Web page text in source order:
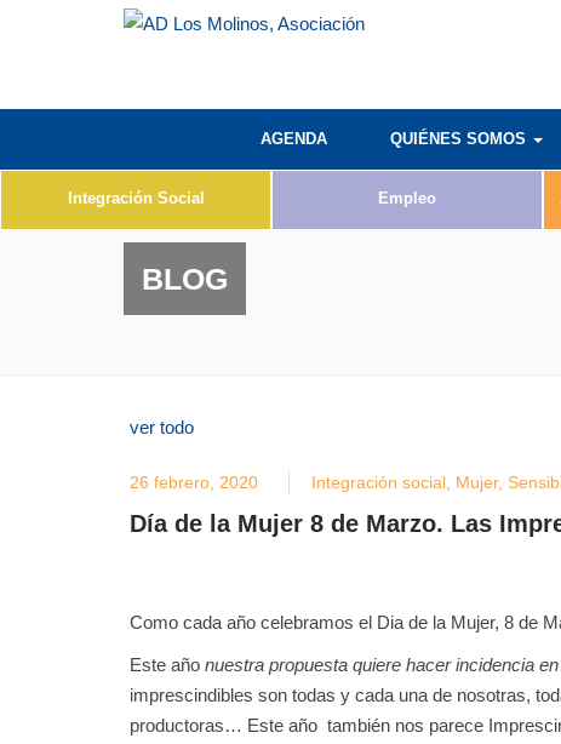
AGENDA QUIÉNES SOMOS
Integración Social Empleo
BLOG
ver todo
26 febrero, 2020 Integración social Mujer,
Día de la Mujer 8 de Marzo. Las
Como cada año celebramos el Dia de la Mujer, 8 de
Este año nuestra propuesta quiere hacer incidencia
imprescindibles son todas y cada una de nosotras,
productoras… Este año también nos parece